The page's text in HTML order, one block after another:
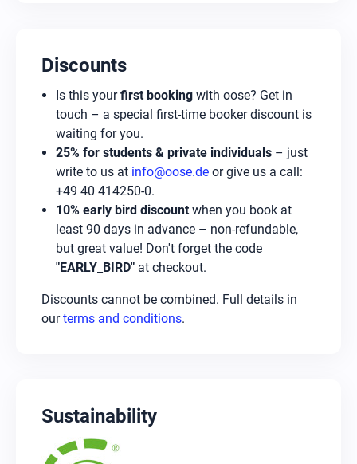
Discounts
Is this yourfirst booking with oose? Get in
touch – a special first-time booker discount is
waiting for you.
25% for students & private individuals – just
write to us at info@oose.de or give us a call:
+49 40 414250-0.
10% early bird discount when you book at
least 90 days in advance – non-refundable,
but great value! Don't forget the code
"EARLY_BIRD" at checkout.
Discounts cannot be combined. Full details in
ourterms and conditions.
Sustainability